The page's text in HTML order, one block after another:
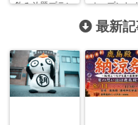
飲み放題プラン
オープンし
た！
最新記